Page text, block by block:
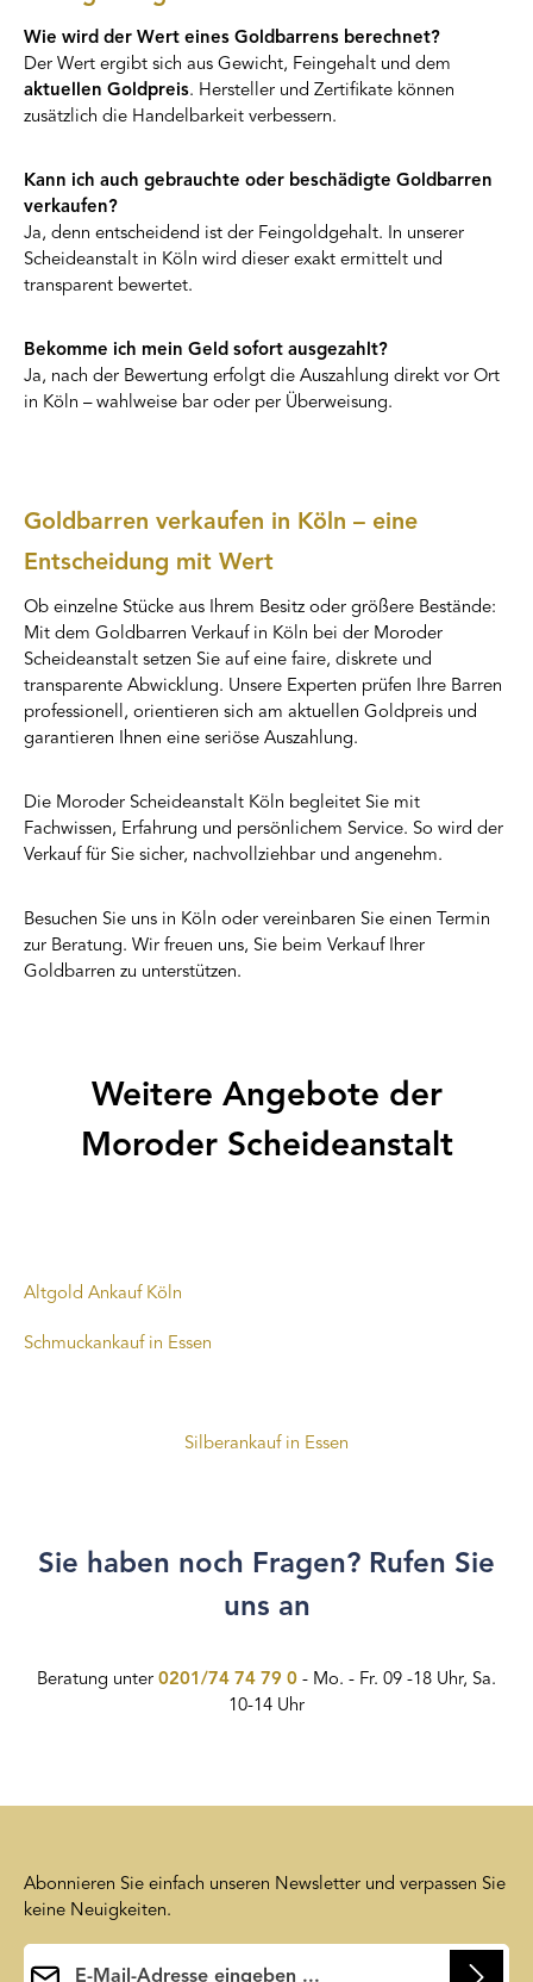
Wie wird der Wert eines Goldbarrens berechnet?
Der Wert ergibt sich aus Gewicht, Feingehalt und dem
aktuellen Goldpreis. Hersteller und Zertifikate können
zusätzlich die Handelbarkeit verbessern.
Kann ich auch gebrauchte oder beschädigte Goldbarren
verkaufen?
Ja, denn entscheidend ist der Feingoldgehalt. In unserer
Scheideanstalt in Köln wird dieser exakt ermittelt und
transparent bewertet.
Bekomme ich mein Geld sofort ausgezahlt?
Ja, nach der Bewertung erfolgt die Auszahlung direkt vor Ort
in Köln – wahlweise bar oder per Überweisung.
Goldbarren verkaufen in Köln – eine
Entscheidung mit Wert
Ob einzelne Stücke aus Ihrem Besitz oder größere Bestände:
Mit dem Goldbarren Verkauf in Köln bei der Moroder
Scheideanstalt setzen Sie auf eine faire, diskrete und
transparente Abwicklung. Unsere Experten prüfen Ihre Barren
professionell, orientieren sich am aktuellen Goldpreis und
garantieren Ihnen eine seriöse Auszahlung.
Die Moroder Scheideanstalt Köln begleitet Sie mit
Fachwissen, Erfahrung und persönlichem Service. So wird der
Verkauf für Sie sicher, nachvollziehbar und angenehm.
Besuchen Sie uns in Köln oder vereinbaren Sie einen Termin
zur Beratung. Wir freuen uns, Sie beim Verkauf Ihrer
Goldbarren zu unterstützen.
Weitere Angebote der
Moroder Scheideanstalt
Altgold Ankauf Köln
Schmuckankauf in Essen
Silberankauf in Essen
Sie haben noch Fragen? Rufen Sie
uns an
Beratung unter 0201/74 74 79 0 - Mo. - Fr. 09 -18 Uhr, Sa.
10-14 Uhr
Abonnieren Sie einfach unseren Newsletter und verpassen Sie
keine Neuigkeiten.